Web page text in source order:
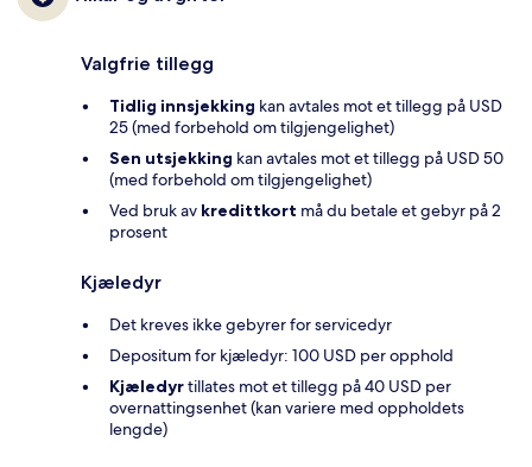
Valgfrie tillegg
Tidlig innsjekking kan avtales mot et tillegg på USD
25 (med forbehold om tilgjengelighet)
Sen utsjekking kan avtales mot et tillegg på USD 50
(med forbehold om tilgjengelighet)
Ved bruk av kredittkort må du betale et gebyr på 2
prosent
Kjæledyr
Det kreves ikke gebyrer for servicedyr
Depositum for kjæledyr: 100 USD per opphold
Kjæledyrtillates mot et tillegg på 40 USD per
overnattingsenhet (kan variere med oppholdets
lengde)